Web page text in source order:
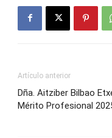
Artículo anterior
Dña. Aitziber Bilbao
Mérito Profesional